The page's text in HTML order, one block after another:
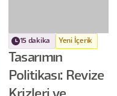
15 dakika Yeni İçerik
Tasarımın
Politikası: Revize